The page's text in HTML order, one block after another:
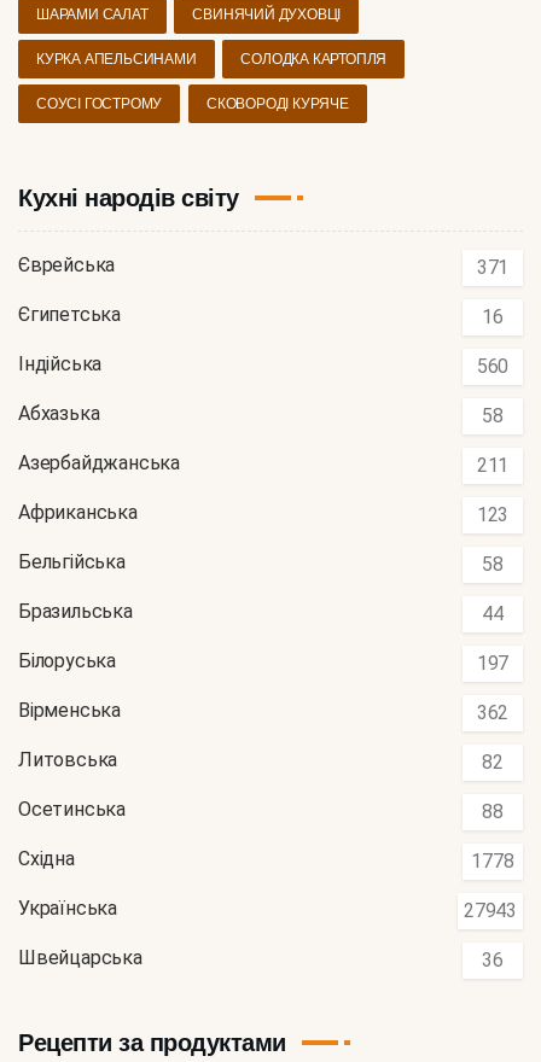
ШАРАМИ САЛАТ СВИНЯЧИЙ ДУХОВЦІ
КУРКА АПЕЛЬСИНАМИ СОЛОДКА КАРТОПЛЯ
СОУСІ ГОСТРОМУ СКОВОРОДІ КУРЯЧЕ
Кухні народів світу
Єврейська 371
Єгипетська 16
Індійська 560
Абхазька 58
Азербайджанська 211
Африканська 123
Бельгійська 58
Бразильська 44
Білоруська 197
Вірменська 362
Литовська 82
Осетинська 88
Східна 1778
Українська 27943
Швейцарська 36
Рецепти за продуктами